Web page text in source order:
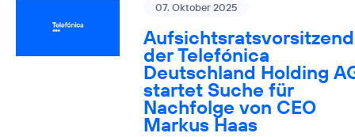
07. Oktober 2025
der Telefónica
Deutschland Holding
startet Suche für
Nachfolge von CEO
Markus Haas